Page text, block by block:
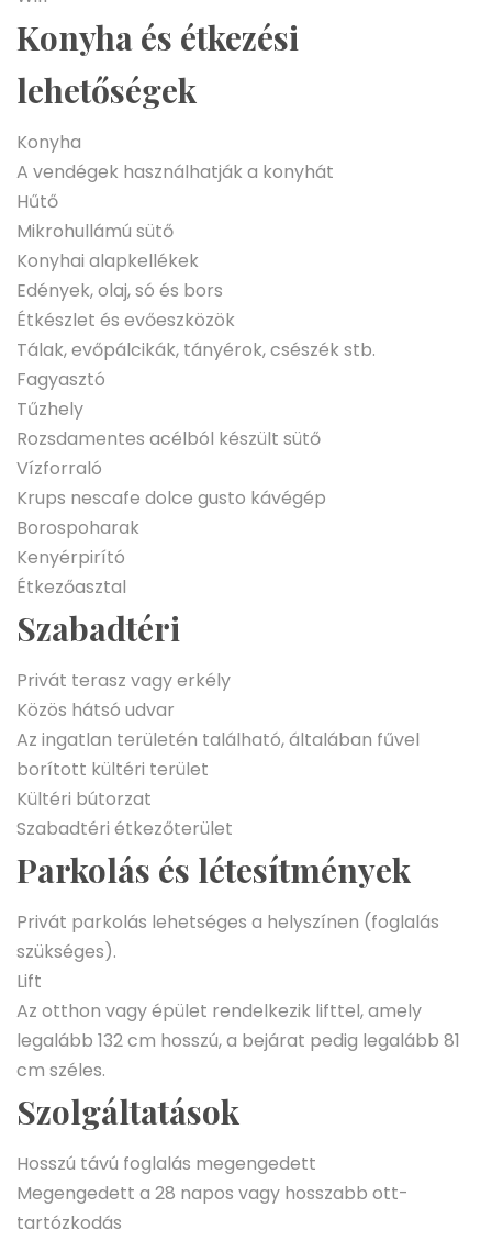
Konyha és étkezési
lehetőségek
Konyha
A vendégek használhatják a konyhát
Hűtő
Mikrohullámú sütő
Konyhai alapkellékek
Edények, olaj, só és bors
Étkészlet és evőeszközök
Tálak, evőpálcikák, tányérok, csészék stb.
Fagyasztó
Tűzhely
Rozsdamentes acélból készült sütő
Vízforraló
Krups nescafe dolce gusto kávégép
Borospoharak
Kenyérpirító
Étkezőasztal
Szabadtéri
Privát terasz vagy erkély
Közös hátsó udvar
Az ingatlan területén található, általában fűvel
borított kültéri terület
Kültéri bútorzat
Szabadtéri étkezőterület
Parkolás és létesítmények
Privát parkolás lehetséges a helyszínen (foglalás
szükséges).
Lift
Az otthon vagy épület rendelkezik lifttel, amely
legalább 132 cm hosszú, a bejárat pedig legalább 81
cm széles.
Szolgáltatások
Hosszú távú foglalás megengedett
Megengedett a 28 napos vagy hosszabb ott-
tartózkodás